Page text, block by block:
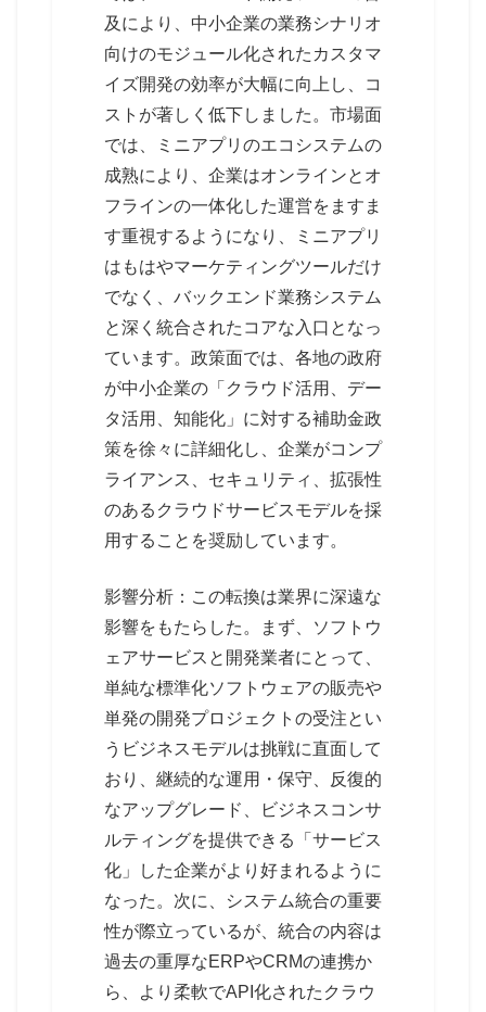
及により、中小企業の業務シナリオ
向けのモジュール化されたカスタマ
イズ開発の効率が大幅に向上し、コ
ストが著しく低下しました。市場面
では、ミニアプリのエコシステムの
成熟により、企業はオンラインとオ
フラインの一体化した運営をますま
す重視するようになり、ミニアプリ
はもはやマーケティングツールだけ
でなく、バックエンド業務システム
と深く統合されたコアな入口となっ
ています。政策面では、各地の政府
が中小企業の「クラウド活用、デー
タ活用、知能化」に対する補助金政
策を徐々に詳細化し、企業がコンプ
ライアンス、セキュリティ、拡張性
のあるクラウドサービスモデルを採
用することを奨励しています。
影響分析：この転換は業界に深遠な
影響をもたらした。まず、ソフトウ
ェアサービスと開発業者にとって、
単純な標準化ソフトウェアの販売や
単発の開発プロジェクトの受注とい
うビジネスモデルは挑戦に直面して
おり、継続的な運用・保守、反復的
なアップグレード、ビジネスコンサ
ルティングを提供できる「サービス
化」した企業がより好まれるように
なった。次に、システム統合の重要
性が際立っているが、統合の内容は
過去の重厚なERPやCRMの連携か
ら、より柔軟でAPI化されたクラウ